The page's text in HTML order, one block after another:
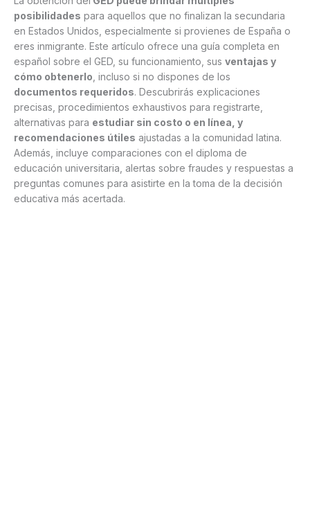
posibilidades para aquellos que no finalizan la secundaria
en Estados Unidos, especialmente si provienes de España o
eres inmigrante. Este artículo ofrece una guía completa en
español sobre el GED, su funcionamiento, sus ventajas y
cómo obtenerlo , incluso si no dispones de los
documentos requeridos. Descubrirás explicaciones
precisas, procedimientos exhaustivos para registrarte,
alternativas para estudiar sin costo o en línea, y
recomendaciones útiles ajustadas a la comunidad latina.
Además, incluye comparaciones con el diploma de
educación universitaria, alertas sobre fraudes y respuestas a
preguntas comunes para asistirte en la toma de la decisión
educativa más acertada.